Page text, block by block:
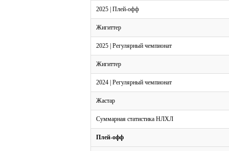
2025 | Плей-офф
Жигиттер
2025 | Регулярный чемпионат
Жигиттер
2024 | Регулярный чемпионат
Жастар
Суммарная статистика НЛХЛ
Плей-офф